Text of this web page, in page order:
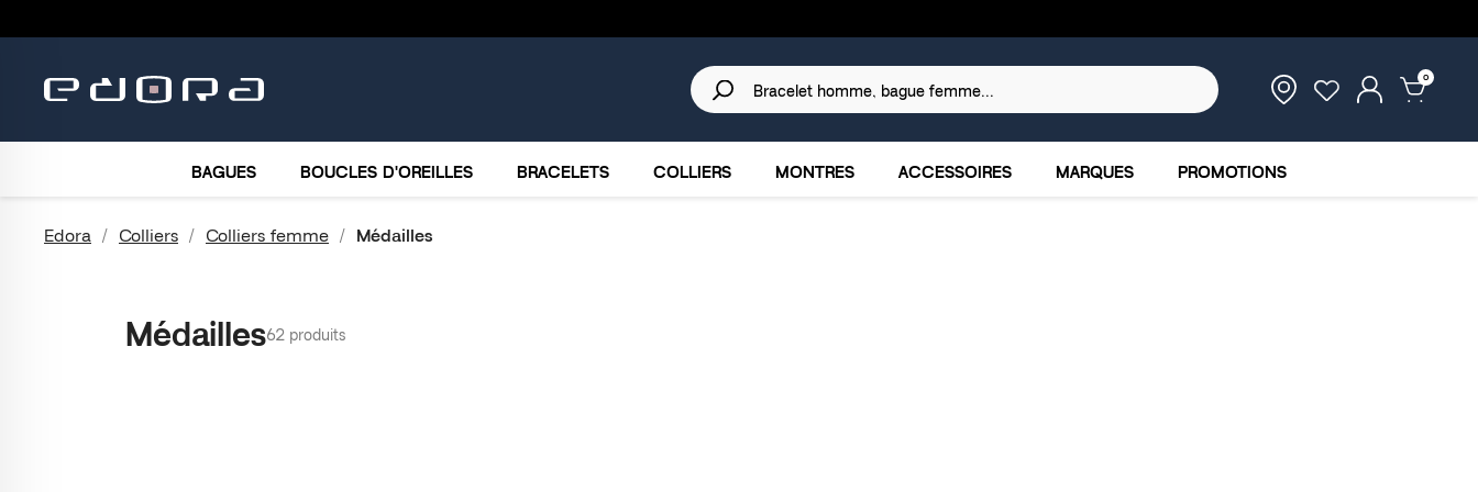
BRACELETS COLLIERS PROMOTIONS
0
BAGUES BOUCLES D'OREILLES BRACELETS COLLIERS MONTRES ACCESSOIRES MARQUES PROMOTIONS
Edora Colliers Colliers femme Médailles
Médailles62 produits